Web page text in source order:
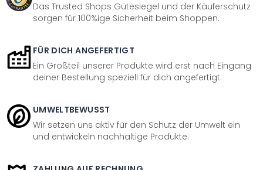
Das Trusted Shops Gütesiegel und der Käuferschutz
sorgen für 100%ige Sicherheit beim Shoppen.
FÜR DICH ANGEFERTIGT
Ein Großteil unserer Produkte wird erst nach Eingang
deiner Bestellung speziell für dich angefertigt.
UMWELTBEWUSST
Wir setzen uns aktiv für den Schutz der Umwelt ein
und entwickeln nachhaltige Produkte.